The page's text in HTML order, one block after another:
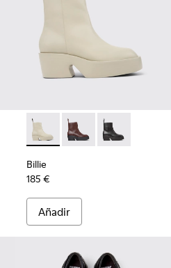
de piel negra para mujer.
- Botines de piel burdeos para
006 - Botines de piel beige
Billie - K400754-006 -
Billie - K400754-
Billie -
Billie
185 €
Añadir